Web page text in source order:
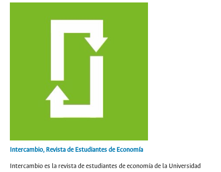
Intercambio, Revista de Estudiantes de Economía
Intercambio es la revista de estudiantes de economía de la Universidad